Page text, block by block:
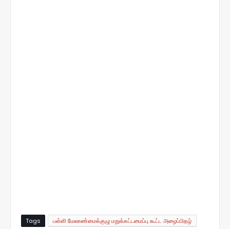
Tags பள்ளி மேலாண்மைக்குழு மறுக்கட்டமைப்பு கூட்ட அழைப்பிதழ்